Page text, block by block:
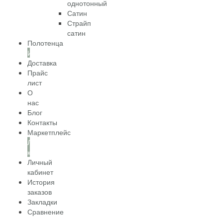
однотонный
Сатин
Страйп
сатин
Полотенца
Информация
Доставка
Прайс
лист
О
нас
Блог
Контакты
Маркетплейс
Личный
кабинет
Личный
кабинет
История
заказов
Закладки
Сравнение